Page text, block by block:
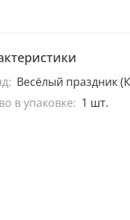
Весёлый праздник
в упаковке: 1 шт.